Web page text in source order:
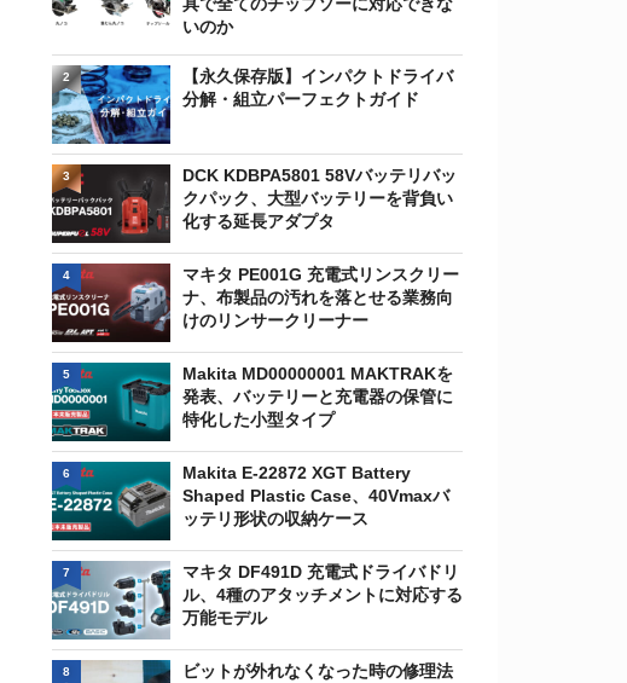
いのか
【永久保存版】インパクトドライバ
分解・組立パーフェクトガイド
2
DCK KDBPA5801 58Vバッテリバッ
クパック、大型バッテリーを背負い
化する延長アダプタ
3
マキタ PE001G 充電式リンスクリー
ナ、布製品の汚れを落とせる業務向
けのリンサークリーナー
4
Makita MD00000001 MAKTRAKを
発表、バッテリーと充電器の保管に
特化した小型タイプ
5
Makita E-22872 XGT Battery
Shaped Plastic Case、40Vmaxバ
ッテリ形状の収納ケース
6
マキタ DF491D 充電式ドライバドリ
ル、4種のアタッチメントに対応する
万能モデル
7
ビットが外れなくなった時の修理法
8